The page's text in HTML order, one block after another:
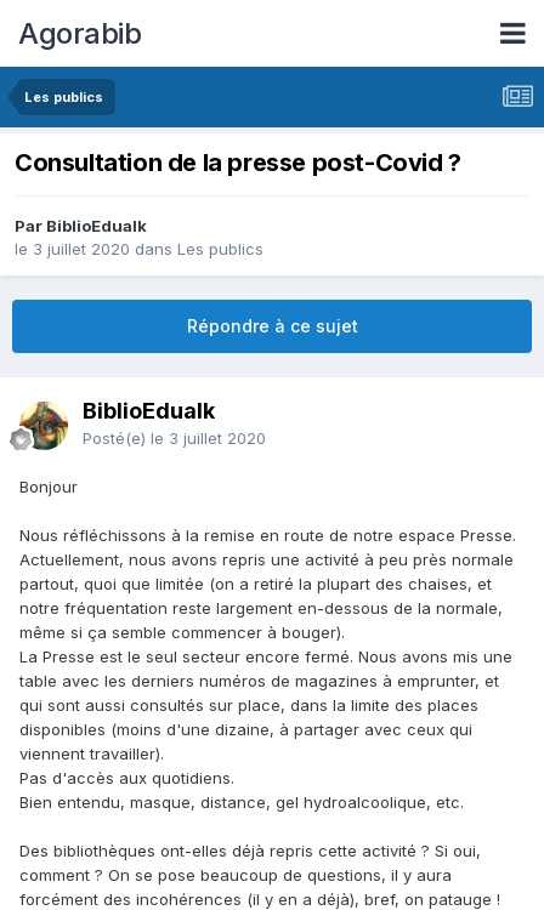
Agorabib
Les publics
Consultation de la presse post-Covid ?
Par BiblioEdualk
le 3 juillet 2020 dans Les publics
Répondre à ce sujet
BiblioEdualk
Posté(e) le 3 juillet 2020
Bonjour
Nous réfléchissons à la remise en route de notre espace Presse.
Actuellement, nous avons repris une activité à peu près normale
partout, quoi que limitée (on a retiré la plupart des chaises, et
notre fréquentation reste largement en-dessous de la normale,
même si ça semble commencer à bouger).
La Presse est le seul secteur encore fermé. Nous avons mis une
table avec les derniers numéros de magazines à emprunter, et
qui sont aussi consultés sur place, dans la limite des places
disponibles (moins d'une dizaine, à partager avec ceux qui
viennent travailler).
Pas d'accès aux quotidiens.
Bien entendu, masque, distance, gel hydroalcoolique, etc.
Des bibliothèques ont-elles déjà repris cette activité ? Si oui,
comment ? On se pose beaucoup de questions, il y aura
forcément des incohérences (il y en a déjà), bref, on patauge !